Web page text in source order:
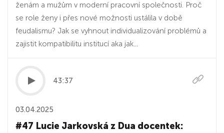
ženám a mužům v moderní pracovní společnosti. Proč
se role ženy i přes nové možnosti ustálila v době
feudalismu? Jak se vyhnout individualizování problémů a
zajistit kompatibilitu institucí aka jak...
43:37
03.04.2025
#47 Lucie Jarkovská z Dua docentek: